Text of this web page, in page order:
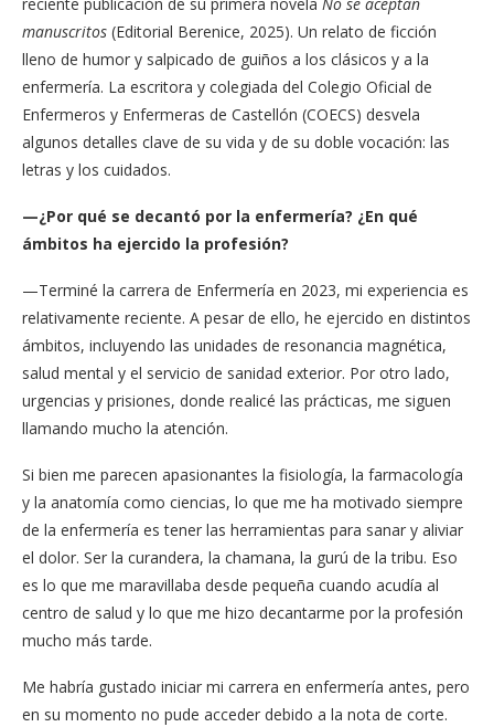
manuscritos (Editorial Berenice, 2025). Un relato de ficción
lleno de humor y salpicado de guiños a los clásicos y a la
enfermería. La escritora y colegiada del Colegio Oficial de
Enfermeros y Enfermeras de Castellón (COECS) desvela
algunos detalles clave de su vida y de su doble vocación: las
letras y los cuidados.
—¿Por qué se decantó por la enfermería? ¿En qué
ámbitos ha ejercido la profesión?
—Terminé la carrera de Enfermería en 2023, mi experiencia es
relativamente reciente. A pesar de ello, he ejercido en distintos
ámbitos, incluyendo las unidades de resonancia magnética,
salud mental y el servicio de sanidad exterior. Por otro lado,
urgencias y prisiones, donde realicé las prácticas, me siguen
llamando mucho la atención.
Si bien me parecen apasionantes la fisiología, la farmacología
y la anatomía como ciencias, lo que me ha motivado siempre
de la enfermería es tener las herramientas para sanar y aliviar
el dolor. Ser la curandera, la chamana, la gurú de la tribu. Eso
es lo que me maravillaba desde pequeña cuando acudía al
centro de salud y lo que me hizo decantarme por la profesión
mucho más tarde.
Me habría gustado iniciar mi carrera en enfermería antes, pero
en su momento no pude acceder debido a la nota de corte.